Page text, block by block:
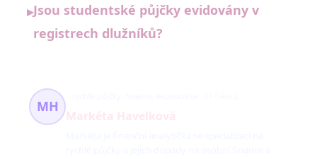
▸Jsou studentské půjčky evidovány v
registrech dlužníků?
MH